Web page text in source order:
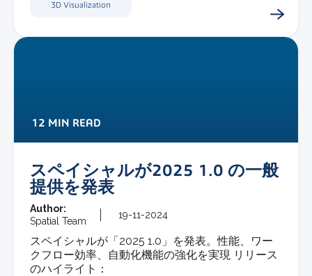
3D Visualization
12 MIN READ
スペイシャルが2025 1.0 の一般
提供を発表
Author:
Spatial Team
19-11-2024
スペイシャルが「2025 1.0」を発表。性能、ワー
クフロー効率、自動化機能の強化を実現 リリース
のハイライト：